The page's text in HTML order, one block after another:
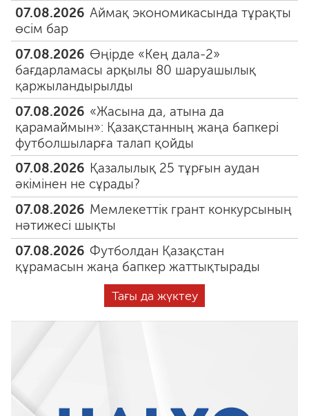
07.08.2026 Аймақ экономикасында тұрақты
өсім бар
07.08.2026 Өңірде «Кең дала-2»
бағдарламасы арқылы 80 шаруашылық
қаржыландырылды
07.08.2026 «Жасына да, атына да
қарамаймын»: Қазақстанның жаңа бапкері
футболшыларға талап қойды
07.08.2026 Қазалылық 25 тұрғын аудан
әкімінен не сұрады?
07.08.2026 Мемлекеттік грант конкурсының
нәтижесі шықты
07.08.2026 Футболдан Қазақстан
құрамасын жаңа бапкер жаттықтырады
Тағы да жүктеу